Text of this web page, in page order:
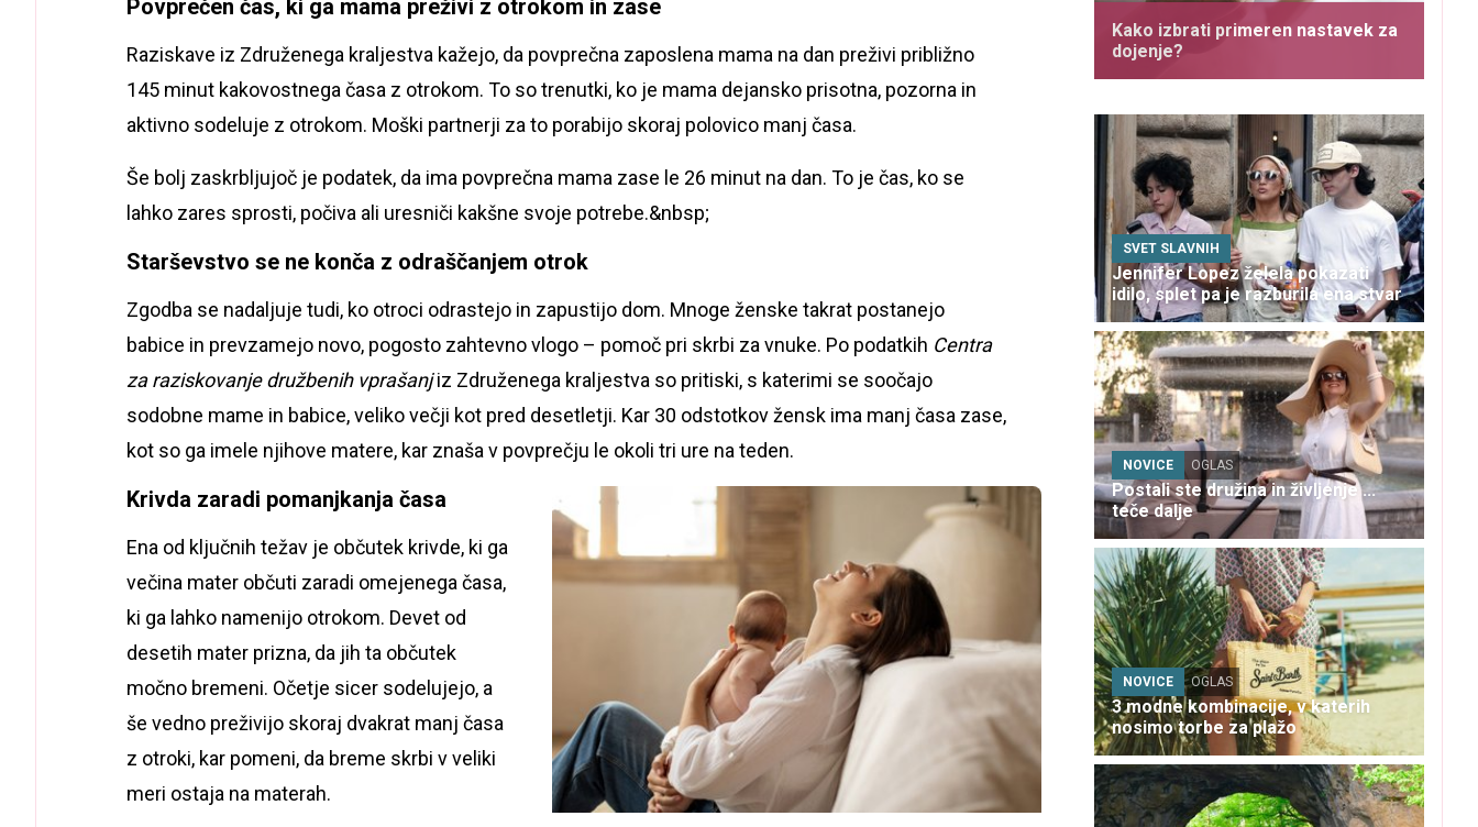
Povprečen čas, ki ga mama preživi z otrokom in zase
Raziskave iz Združenega kraljestva kažejo, da povprečna zaposlena mama na dan preživi približno
145 minut kakovostnega časa z otrokom. To so trenutki, ko je mama dejansko prisotna, pozorna in
aktivno sodeluje z otrokom. Moški partnerji za to porabijo skoraj polovico manj časa.
Še bolj zaskrbljujoč je podatek, da ima povprečna mama zase le 26 minut na dan. To je čas, ko se
lahko zares sprosti, počiva ali uresniči kakšne svoje potrebe.&nbsp;
Starševstvo se ne konča z odraščanjem otrok
Zgodba se nadaljuje tudi, ko otroci odrastejo in zapustijo dom. Mnoge ženske takrat postanejo
babice in prevzamejo novo, pogosto zahtevno vlogo – pomoč pri skrbi za vnuke. Po podatkih Centra
za raziskovanje družbenih vprašanjiz Združenega kraljestva so pritiski, s katerimi se soočajo
sodobne mame in babice, veliko večji kot pred desetletji. Kar 30 odstotkov žensk ima manj časa zase,
kot so ga imele njihove matere, kar znaša v povprečju le okoli tri ure na teden.
Krivda zaradi pomanjkanja časa
Ena od ključnih težav je občutek krivde, ki ga
večina mater občuti zaradi omejenega časa,
ki ga lahko namenijo otrokom. Devet od
desetih mater prizna, da jih ta občutek
močno bremeni. Očetje sicer sodelujejo, a
še vedno preživijo skoraj dvakrat manj časa
z otroki, kar pomeni, da breme skrbi v veliki
meri ostaja na materah.
Kako izbrati primeren nastavek za
dojenje?
SVET SLAVNIH
Jennifer Lopez želela pokazati
idilo, splet pa je razburila ena stvar
NOVICE OGLAS
Postali ste družina in življenje ...
teče dalje
NOVICE OGLAS
3 modne kombinacije, v katerih
nosimo torbe za plažo